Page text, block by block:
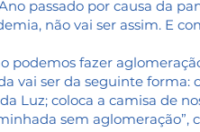
passado por causa da
não vai ser assim. E
podemos fazer
vai ser da seguinte forma:
Luz; coloca a camisa de
sem aglomeração”,